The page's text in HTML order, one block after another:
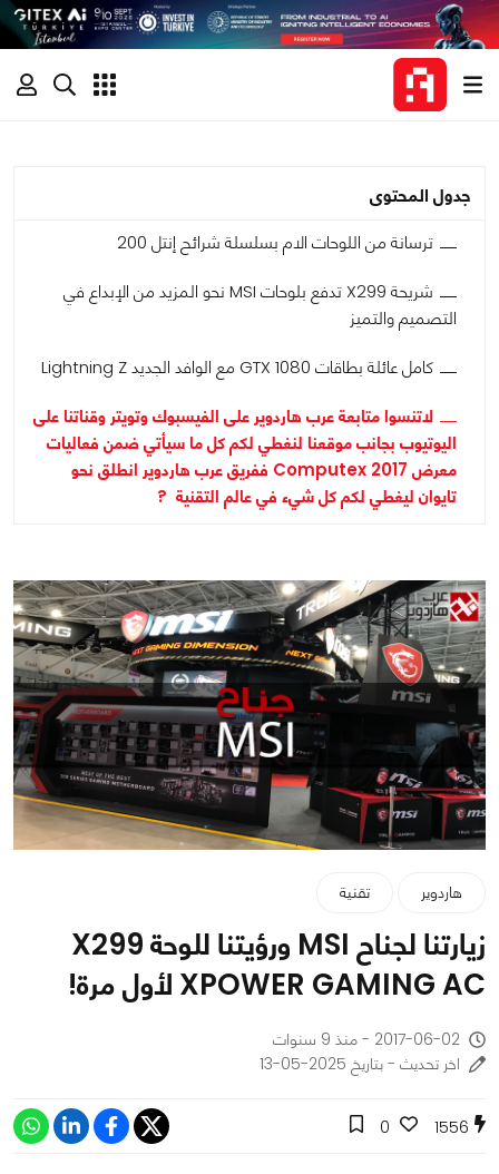
جدول المحتوى
ترسانة من اللوحات الام بسلسلة شرائح إنتل 200
شريحة X299 تدفع بلوحات MSI نحو المزيد من الإبداع في
التصميم والتميز
كامل عائلة بطاقات GTX 1080 مع الوافد الجديد Lightning Z
لاتنسوا متابعة عرب هاردوير على الفيسبوك وتويتر وقناتنا على
اليوتيوب بجانب موقعنا لنغطي لكم كل ما سيأتي ضمن فعاليات
معرض Computex 2017 ففريق عرب هاردوير انطلق نحو
تايوان ليغطي لكم كل شيء في عالم التقنية ?
هاردوير تقنية
زيارتنا لجناح MSI ورؤيتنا للوحة X299
XPOWER GAMING AC لأول مرة!
2017-06-02 - منذ 9 سنوات
اخر تحديث - بتاريخ 2025-05-13
1556
0